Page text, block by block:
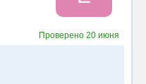
Проверено 20 июня